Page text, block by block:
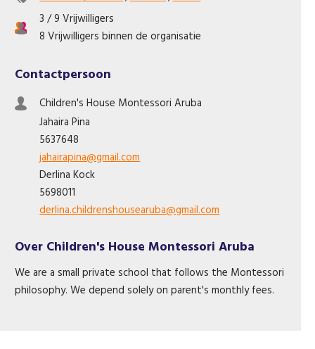
3 / 9 Vrijwilligers
8 Vrijwilligers binnen de organisatie
Contactpersoon
Children's House Montessori Aruba
JahairaPina
5637648
jahairapina@gmail.com
DerlinaKock
5698011
derlina.childrenshousearuba@gmail.com
Over Children's House Montessori Aruba
We are a small private school that follows the Montessori
philosophy. We depend solely on parent's monthly fees.